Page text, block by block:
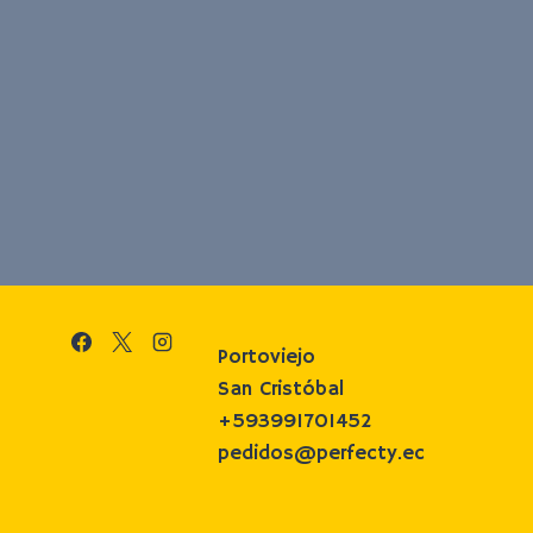
Portoviejo
San Cristóbal
+593991701452
pedidos@perfecty.ec